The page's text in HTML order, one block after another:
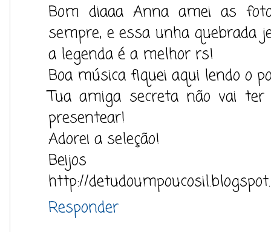
Bom diaaa Anna amei as
sempre, e essa unha quebrada
a legenda é a melhor rs!
Boa música fiquei aqui lendo o
Tua amiga secreta não vai
presentear!
Adorei a seleção!
Beijos
http://
Responder